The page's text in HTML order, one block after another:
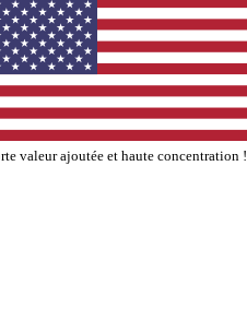
valeur ajoutée et haute concentration !